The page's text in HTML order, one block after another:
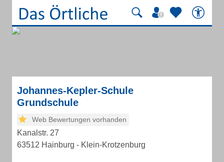
Johannes-Kepler-Schule
Grundschule
Web Bewertungen vorhanden
Kanalstr. 27
63512 Hainburg - Klein-Krotzenburg